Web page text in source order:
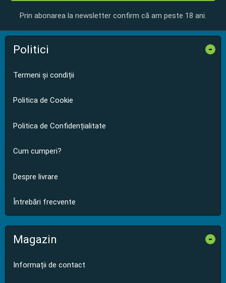
Prin abonarea la newsletter confirm că am peste 18 ani.
Politici -
Termeni și condiții
Politica de Cookie
Politica de Confidențialitate
Cum cumperi?
Despre livrare
Întrebări frecvente
Magazin -
Informații de contact